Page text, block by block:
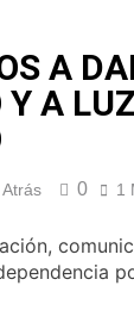
A
Y A
0 1